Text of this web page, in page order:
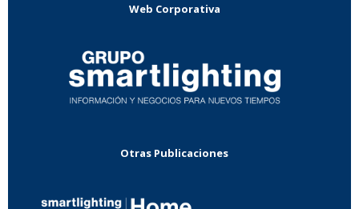
Web Corporativa
Otras Publicaciones